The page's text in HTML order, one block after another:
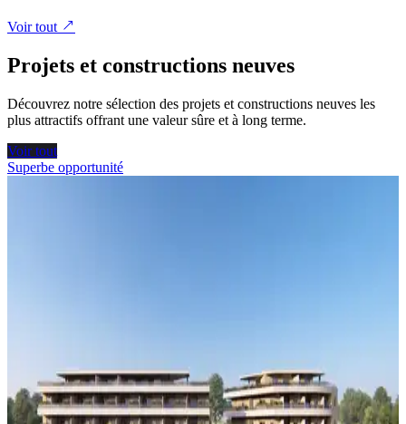
Voir tout
Projets et constructions neuves
Découvrez notre sélection des projets et constructions neuves les
plus attractifs offrant une valeur sûre et à long terme.
Voir tout
Superbe opportunité